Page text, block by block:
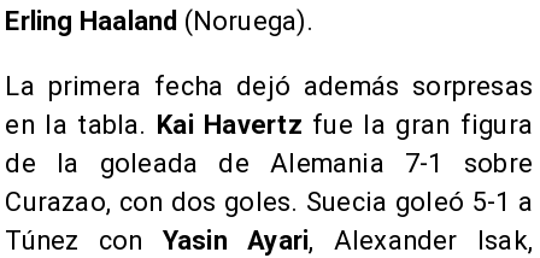
Erling Haaland (Noruega).
La primera fecha dejó además sorpresas
en la tabla. Kai Havertz fue la gran figura
de la goleada de Alemania 7-1 sobre
Curazao, con dos goles. Suecia goleó 5-1 a
Túnez con Yasin Ayari, Alexander Isak,